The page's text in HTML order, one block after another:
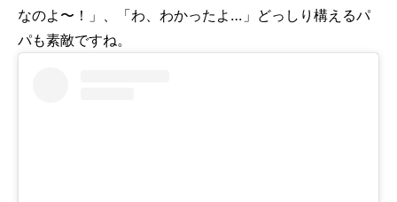
なのよ〜！」、「わ、わかったよ…」どっしり構えるパ
パも素敵ですね。